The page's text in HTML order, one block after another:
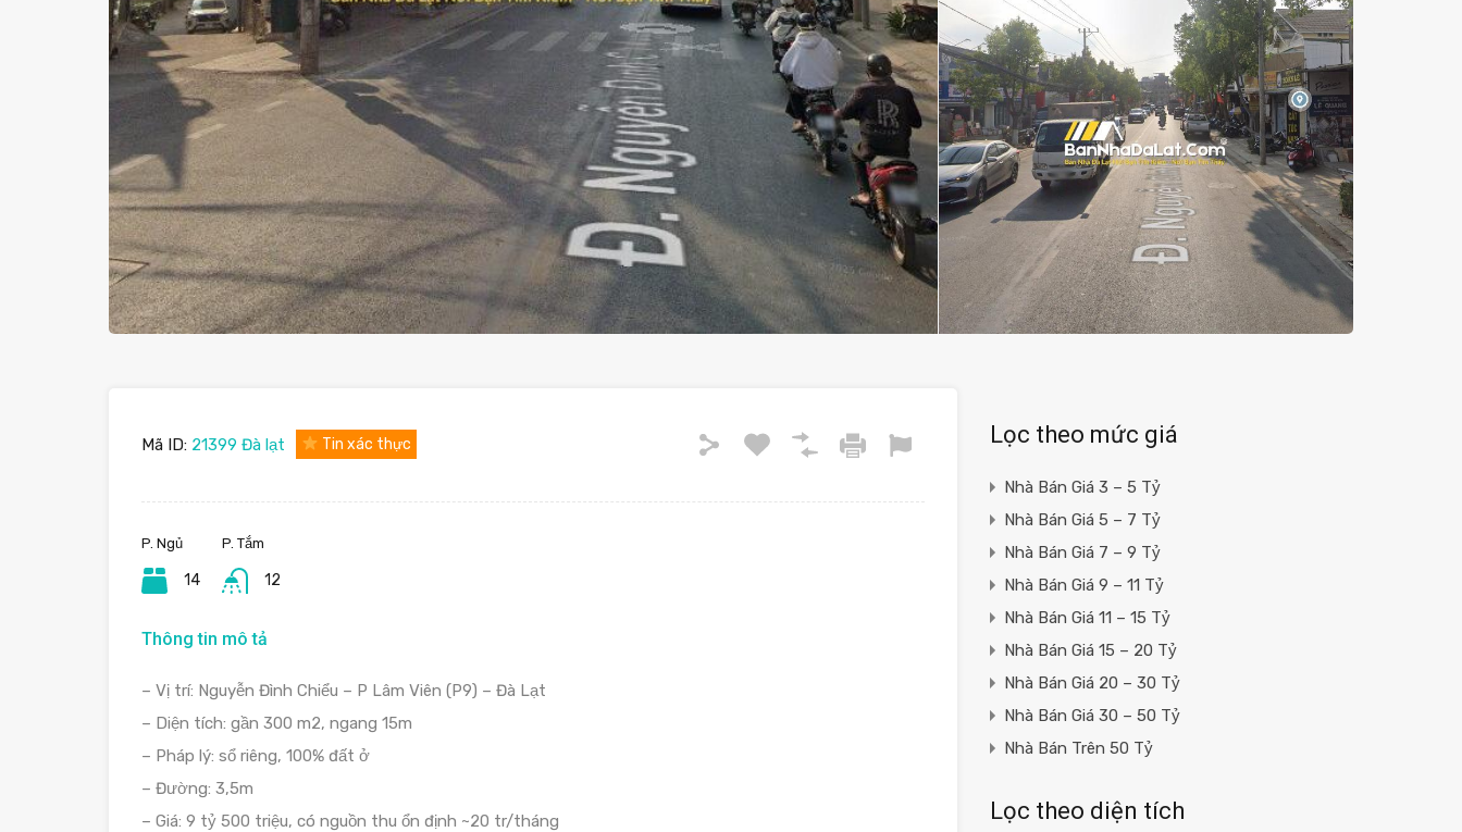
Mã ID: 21399 Đà lạt Tin xác thực
P. Ngủ
14
P. Tắm
12
Thông tin mô tả
– Vị trí: Nguyễn Đình Chiểu – P Lâm Viên (P9) – Đà Lạt
– Diện tích: gần 300 m2, ngang 15m
– Pháp lý: sổ riêng, 100% đất ở
– Đường: 3,5m
– Giá: 9 tỷ 500 triệu, có nguồn thu ổn định ~20 tr/tháng
Lọc theo mức giá
Nhà Bán Giá 3 – 5 Tỷ
Nhà Bán Giá 5 – 7 Tỷ
Nhà Bán Giá 7 – 9 Tỷ
Nhà Bán Giá 9 – 11 Tỷ
Nhà Bán Giá 11 – 15 Tỷ
Nhà Bán Giá 15 – 20 Tỷ
Nhà Bán Giá 20 – 30 Tỷ
Nhà Bán Giá 30 – 50 Tỷ
Nhà Bán Trên 50 Tỷ
Lọc theo diện tích